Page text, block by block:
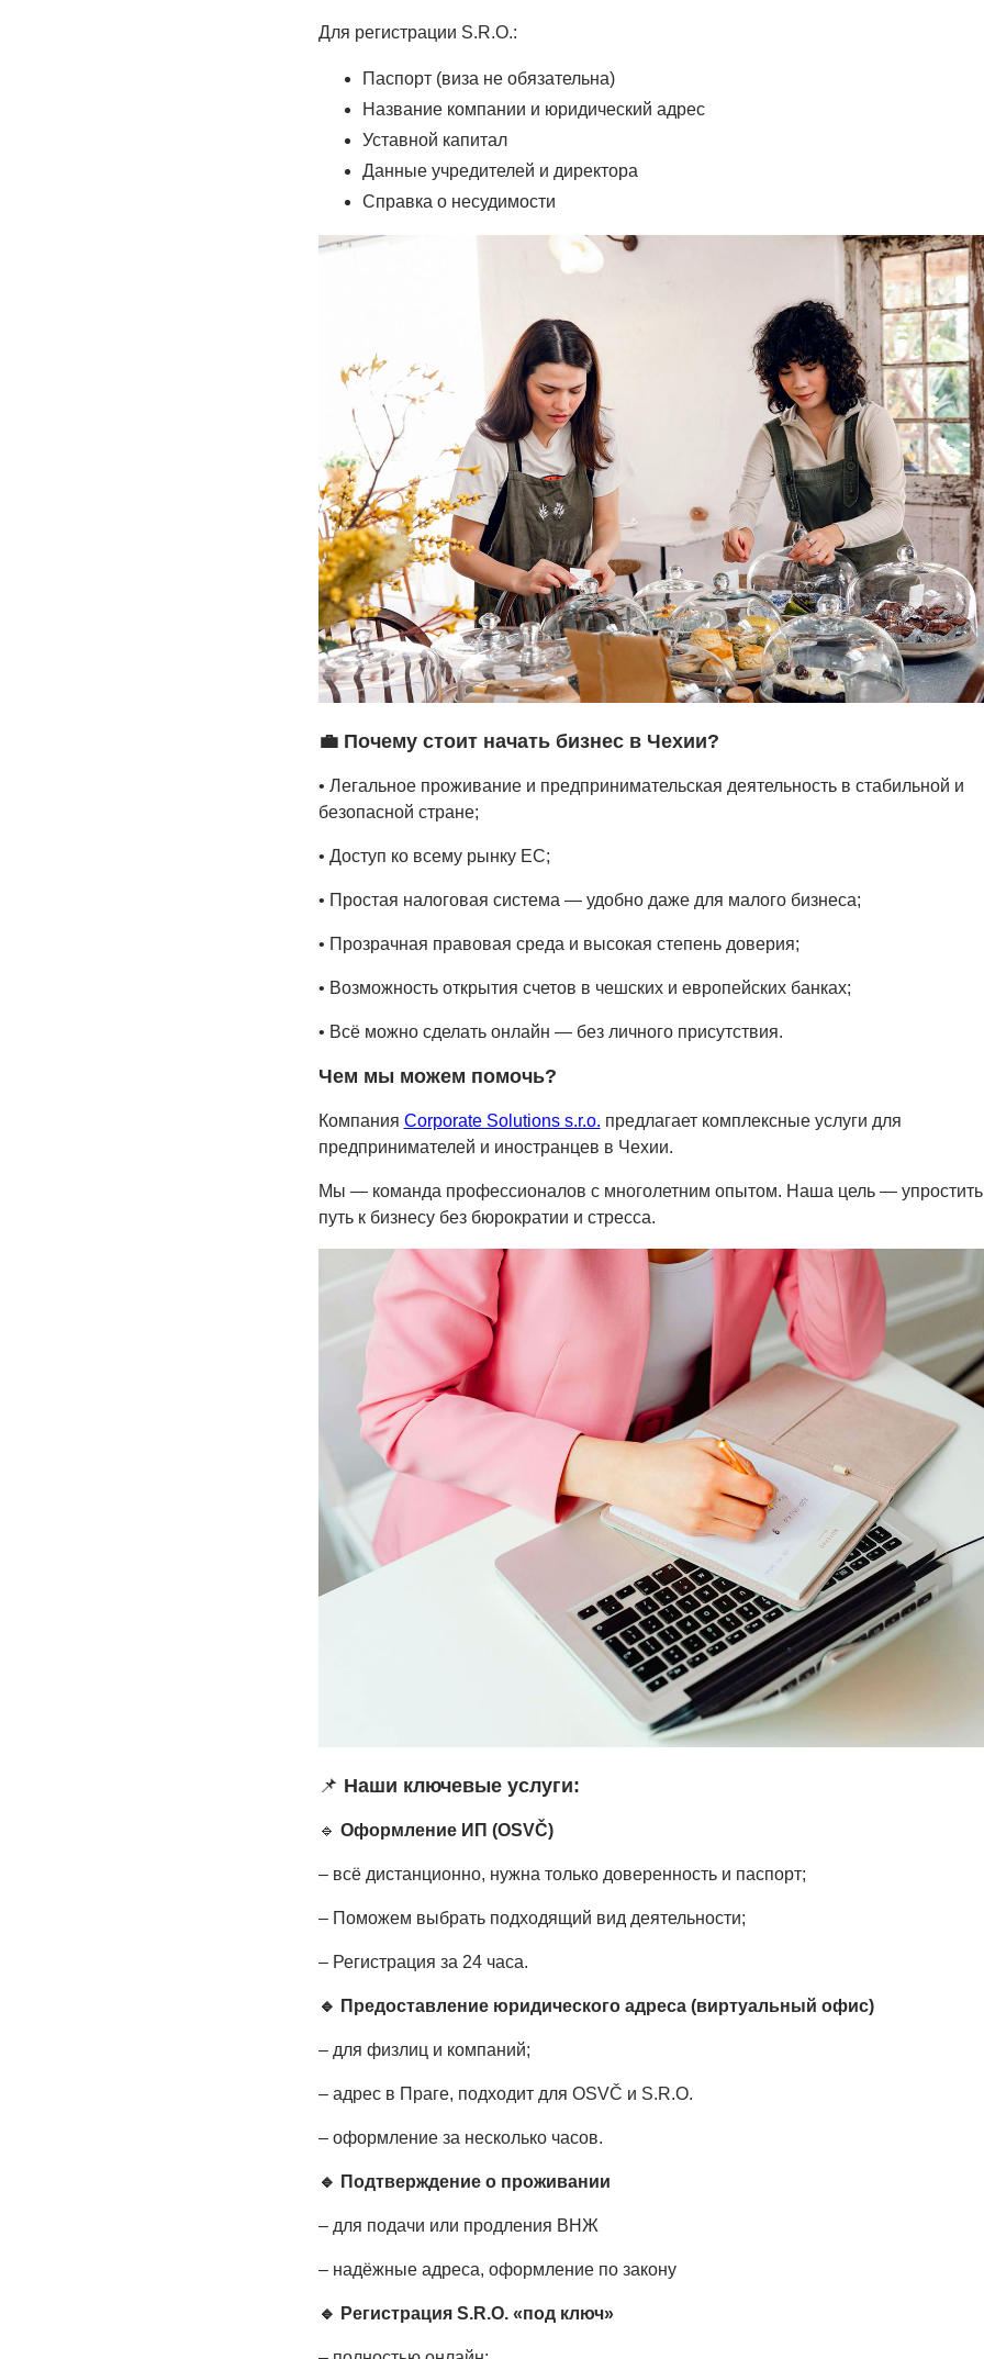
Для регистрации S.R.O.:
Паспорт (виза не обязательна)
Название компании и юридический адрес
Уставной капитал
Данные учредителей и директора
Справка о несудимости
💼Почему стоит начать бизнес в Чехии?
• Легальное проживание и предпринимательская деятельность в стабильной и
безопасной стране;
• Доступ ко всему рынку ЕС;
• Простая налоговая система — удобно даже для малого бизнеса;
• Прозрачная правовая среда и высокая степень доверия;
• Возможность открытия счетов в чешских и европейских банках;
• Всё можно сделать онлайн — без личного присутствия.
Чем мы можем помочь?
Компания Corporate Solutions s.r.o. предлагает комплексные услуги для
предпринимателей и иностранцев в Чехии.
Мы — команда профессионалов с многолетним опытом. Наша цель —
путь к бизнесу без бюрократии и стресса.
📌 Наши ключевые услуги:
🔹 Оформление ИП (OSVČ)
– всё дистанционно, нужна только доверенность и паспорт;
– Поможем выбрать подходящий вид деятельности;
– Регистрация за 24 часа.
🔹 Предоставление юридического адреса (виртуальный офис)
– для физлиц и компаний;
– адрес в Праге, подходит для OSVČ и S.R.O.
– оформление за несколько часов.
🔹 Подтверждение о проживании
– для подачи или продления ВНЖ
– надёжные адреса, оформление по закону
🔹 Регистрация S.R.O. «под ключ»